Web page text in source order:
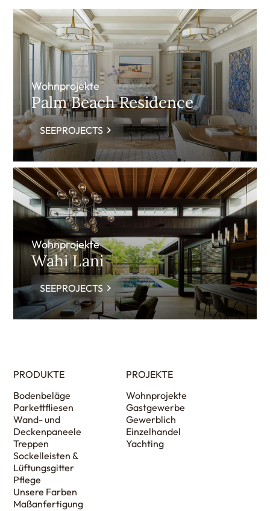
Wohnprojekte
Palm Beach Residence
SEEPROJECTS
Wohnprojekte
Wahi Lani
SEEPROJECTS
PRODUKTE
Bodenbeläge
Parkettfliesen
Wand- und
Deckenpaneele
Treppen
Sockelleisten &
Lüftungsgitter
Pflege
Unsere Farben
Maßanfertigung
PROJEKTE
Wohnprojekte
Gastgewerbe
Gewerblich
Einzelhandel
Yachting